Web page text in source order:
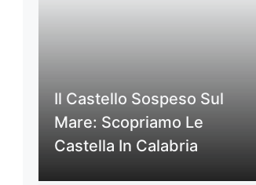
Il Castello Sospeso Sul
Mare: Scopriamo Le
Castella In Calabria